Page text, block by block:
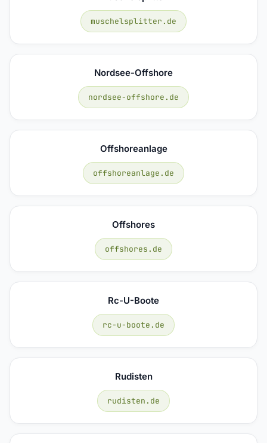
muschelsplitter.de
Nordsee-Offshore
nordsee-offshore.de
Offshoreanlage
offshoreanlage.de
Offshores
offshores.de
Rc-U-Boote
rc-u-boote.de
Rudisten
rudisten.de